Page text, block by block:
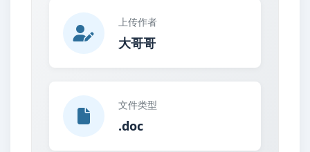
上传作者
大哥哥
文件类型
.doc